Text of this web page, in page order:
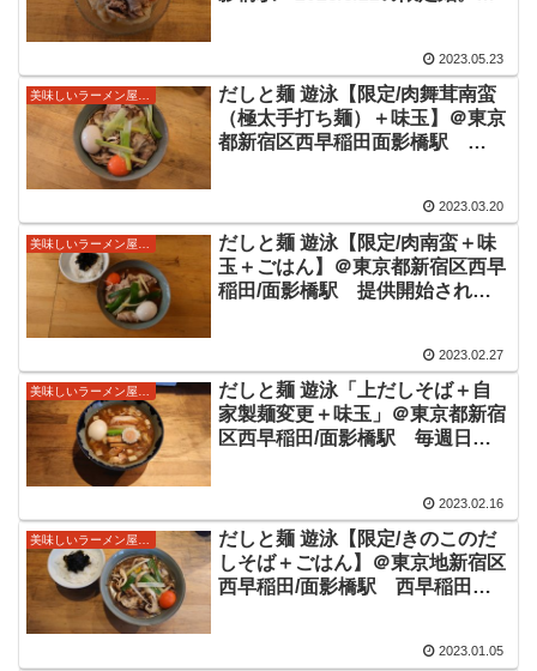
この日の限定はTKMに通じるよう
な極太麺が美味しい限定をいただ
きました。
2023.05.23
だしと麺 遊泳【限定/肉舞茸南蛮
（極太手打ち麺）＋味玉】＠東京
都新宿区西早稲田面影橋駅
本蕎麦のような味わいのスープと
極太手打ち麺が美味しい限定をい
ただきました。
2023.03.20
だしと麺 遊泳【限定/肉南蛮＋味
玉＋ごはん】＠東京都新宿区西早
稲田/面影橋駅 提供開始された
し甘味を感じ、手打ち極太麺と共
に美味しい限定をいただきまし
た。
2023.02.27
美味しいラーメン屋さん
だしと麺 遊泳「上だしそば＋自
家製麺変更＋味玉」＠東京都新宿
区西早稲田/面影橋駅 毎週日～
スープは節感が見えましたが想像
よりバランスよい美味しいだしそ
ばをいただきました。
2023.02.16
だしと麺 遊泳【限定/きのこのだ
しそば＋ごはん】＠東京地新宿区
西早稲田/面影橋駅 西早稲田
みのある醤油スープに極太麺が絡
2023.01.05